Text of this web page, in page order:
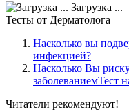
Загрузка ...
Тесты от Дерматолога
Насколько вы
инфекцией?
Насколько Вы
заболеваниемТест
Читатели рекомендуют!